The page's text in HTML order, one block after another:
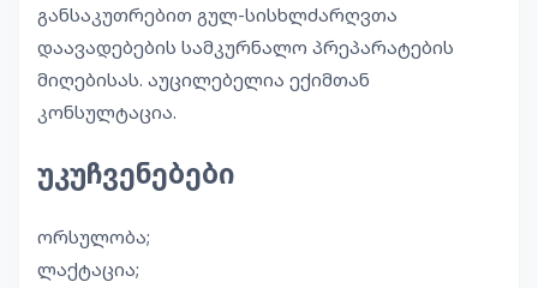
განსაკუთრებით გულ-სისხლძარღვთა
დაავადებების სამკურნალო პრეპარატების
მიღებისას. აუცილებელია ექიმთან
კონსულტაცია.
უკუჩვენებები
ორსულობა;
ლაქტაცია;